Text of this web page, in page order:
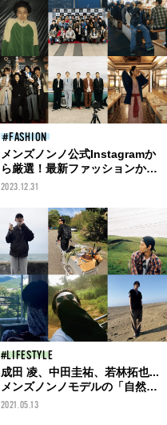
FASHION
メンズノンノ公式Instagramか
ら厳選！最新ファッションから
モデルの私生活まで。2023年の
2023.12.31
LIFESTYLE
成田 凌、中田圭祐、若林拓也...
メンズノンノモデルの「自然の
思い出」①
2021.05.13